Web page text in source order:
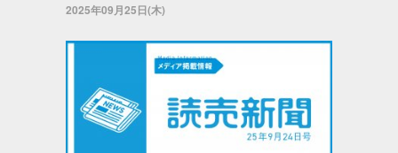
2025年09月25日(木)